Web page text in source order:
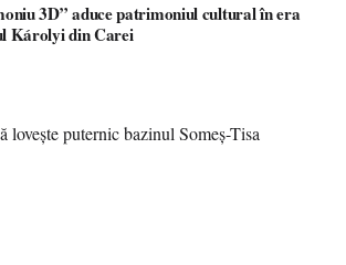
3D” aduce patrimoniul cultural în era
Károlyi din Carei